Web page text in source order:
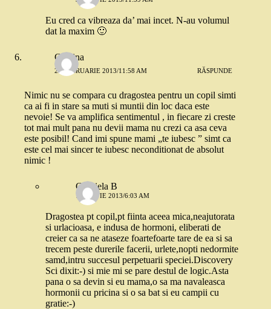
Eu cred ca vibreaza da’ mai incet. N-au volumul
dat la maxim 🙂
Cristina
28 FEBRUARIE 2013/11:58 AM RĂSPUNDE
Nimic nu se compara cu dragostea pentru un copil simti
ca ai fi in stare sa muti si muntii din loc daca este
nevoie! Se va amplifica sentimentul , in fiecare zi creste
tot mai mult pana nu devii mama nu crezi ca asa ceva
este posibil! Cand imi spune mami „te iubesc ” simt ca
este cel mai sincer te iubesc neconditionat de absolut
nimic !
Gabriela B
1 MARTIE 2013/6:03 AM
Dragostea pt copil,pt fiinta aceea mica,neajutorata
si urlacioasa, e indusa de hormoni, eliberati de
creier ca sa ne ataseze foartefoarte tare de ea si sa
trecem peste durerile facerii, urlete,nopti nedormite
samd,intru succesul perpetuarii speciei.Discovery
Sci dixit:-) si mie mi se pare destul de logic.Asta
pana o sa devin si eu mama,o sa ma navaleasca
hormonii cu pricina si o sa bat si eu campii cu
gratie:-)